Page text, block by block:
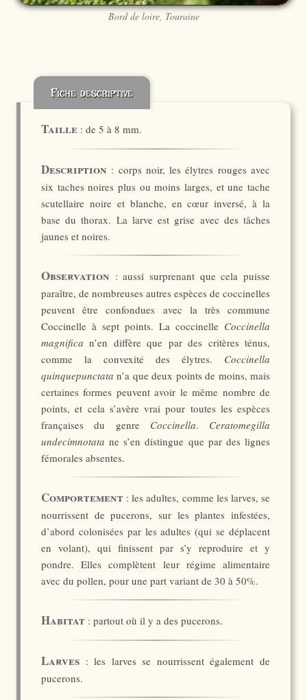
Bord de loire, Touraine
Fiche descriptive
Taille : de 5 à 8 mm.
Description : corps noir, les élytres rouges avec
six taches noires plus ou moins larges, et une tache
scutellaire noire et blanche, en cœur inversé, à la
base du thorax. La larve est grise avec des tâches
jaunes et noires.
Observation : aussi surprenant que cela puisse
paraître, de nombreuses autres espèces de coccinelles
peuvent être confondues avec la très commune
Coccinelle à sept points. La coccinelle Coccinella
magnifica n’en diffère que par des critères ténus,
comme la convexité des élytres. Coccinella
quinquepunctata n’a que deux points de moins, mais
certaines formes peuvent avoir le même nombre de
points, et cela s’avère vrai pour toutes les espèces
françaises du genre Coccinella. Ceratomegilla
undecimnotatane s’en distingue que par des lignes
fémorales absentes.
Comportement : les adultes, comme les larves, se
nourrissent de pucerons, sur les plantes infestées,
d’abord colonisées par les adultes (qui se déplacent
en volant), qui finissent par s’y reproduire et y
pondre. Elles complètent leur régime alimentaire
avec du pollen, pour une part variant de 30 à 50%.
Habitat : partout où il y a des pucerons.
Larves : les larves se nourrissent également de
pucerons.